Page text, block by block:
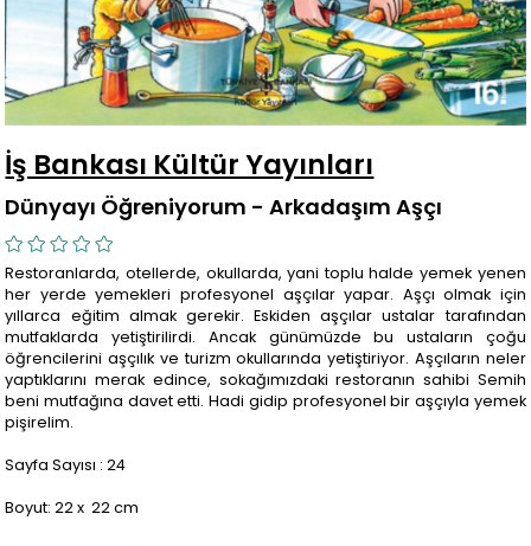
İş Bankası Kültür Yayınları
Dünyayı Öğreniyorum - Arkadaşım Aşçı
Restoranlarda, otellerde, okullarda, yani toplu halde yemek yenen
her yerde yemekleri profesyonel aşçılar yapar. Aşçı olmak için
yıllarca eğitim almak gerekir. Eskiden aşçılar ustalar tarafından
mutfaklarda yetiştirilirdi. Ancak günümüzde bu ustaların çoğu
öğrencilerini aşçılık ve turizm okullarında yetiştiriyor. Aşçıların neler
yaptıklarını merak edince, sokağımızdaki restoranın sahibi Semih
beni mutfağına davet etti. Hadi gidip profesyonel bir aşçıyla yemek
pişirelim.
Sayfa Sayısı : 24
Boyut: 22 x 22 cm